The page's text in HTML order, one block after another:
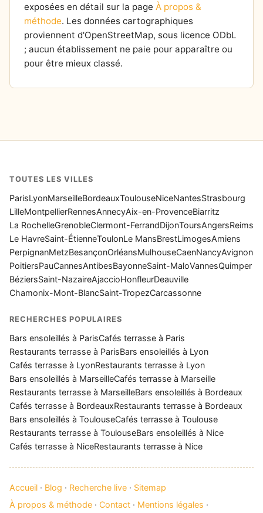
exposées en détail sur la page À propos &
méthode. Les données cartographiques
proviennent d'OpenStreetMap, sous licence ODbL
; aucun établissement ne paie pour apparaître ou
pour être mieux classé.
TOUTES LES VILLES
ParisLyonMarseilleBordeauxToulouseNiceNantesStrasbourg
LilleMontpellierRennesAnnecyAix-en-ProvenceBiarritz
La RochelleGrenobleClermont-FerrandDijonToursAngersReims
Le HavreSaint-ÉtienneToulonLe MansBrestLimogesAmiens
PerpignanMetzBesançonOrléansMulhouseCaenNancyAvignon
PoitiersPauCannesAntibesBayonneSaint-MaloVannesQuimper
BéziersSaint-NazaireAjaccioHonfleurDeauville
Chamonix-Mont-BlancSaint-TropezCarcassonne
RECHERCHES POPULAIRES
Bars ensoleillés à ParisCafés terrasse à Paris
Restaurants terrasse à ParisBars ensoleillés à Lyon
Cafés terrasse à LyonRestaurants terrasse à Lyon
Bars ensoleillés à MarseilleCafés terrasse à Marseille
Restaurants terrasse à MarseilleBars ensoleillés à Bordeaux
Cafés terrasse à BordeauxRestaurants terrasse à Bordeaux
Bars ensoleillés à ToulouseCafés terrasse à Toulouse
Restaurants terrasse à ToulouseBars ensoleillés à Nice
Cafés terrasse à NiceRestaurants terrasse à Nice
Accueil · Blog · Recherche live · Sitemap
À propos & méthode · Contact · Mentions légales ·